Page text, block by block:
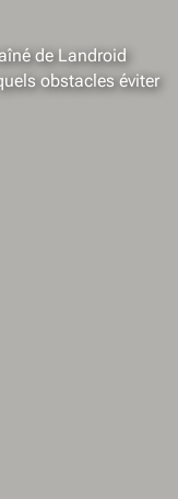
de Landroid
obstacles éviter